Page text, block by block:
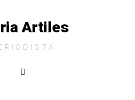
Artiles